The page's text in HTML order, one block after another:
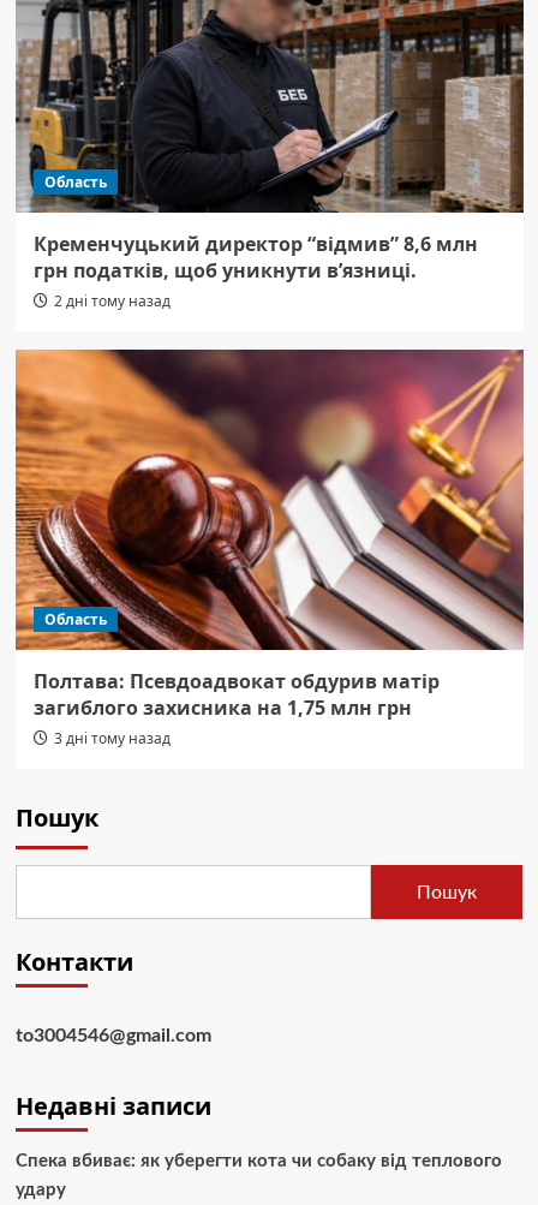
Область
Кременчуцький директор “відмив” 8,6 млн
грн податків, щоб уникнути в’язниці.
2 дні тому назад
Область
Полтава: Псевдоадвокат обдурив матір
загиблого захисника на 1,75 млн грн
3 дні тому назад
Пошук
Пошук
Контакти
to3004546@gmail.com
Недавні записи
Спека вбиває: як уберегти кота чи собаку від теплового
удару